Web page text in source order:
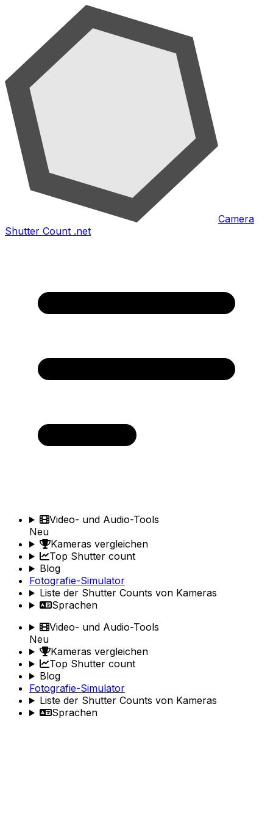
Camera
Shutter Count .net
Video- und Audio-Tools
Neu
Kameras vergleichen
Top Shutter count
Blog
Fotografie-Simulator
Liste der Shutter Counts von Kameras
Sprachen
Video- und Audio-Tools
Neu
Kameras vergleichen
Top Shutter count
Blog
Fotografie-Simulator
Liste der Shutter Counts von Kameras
Sprachen